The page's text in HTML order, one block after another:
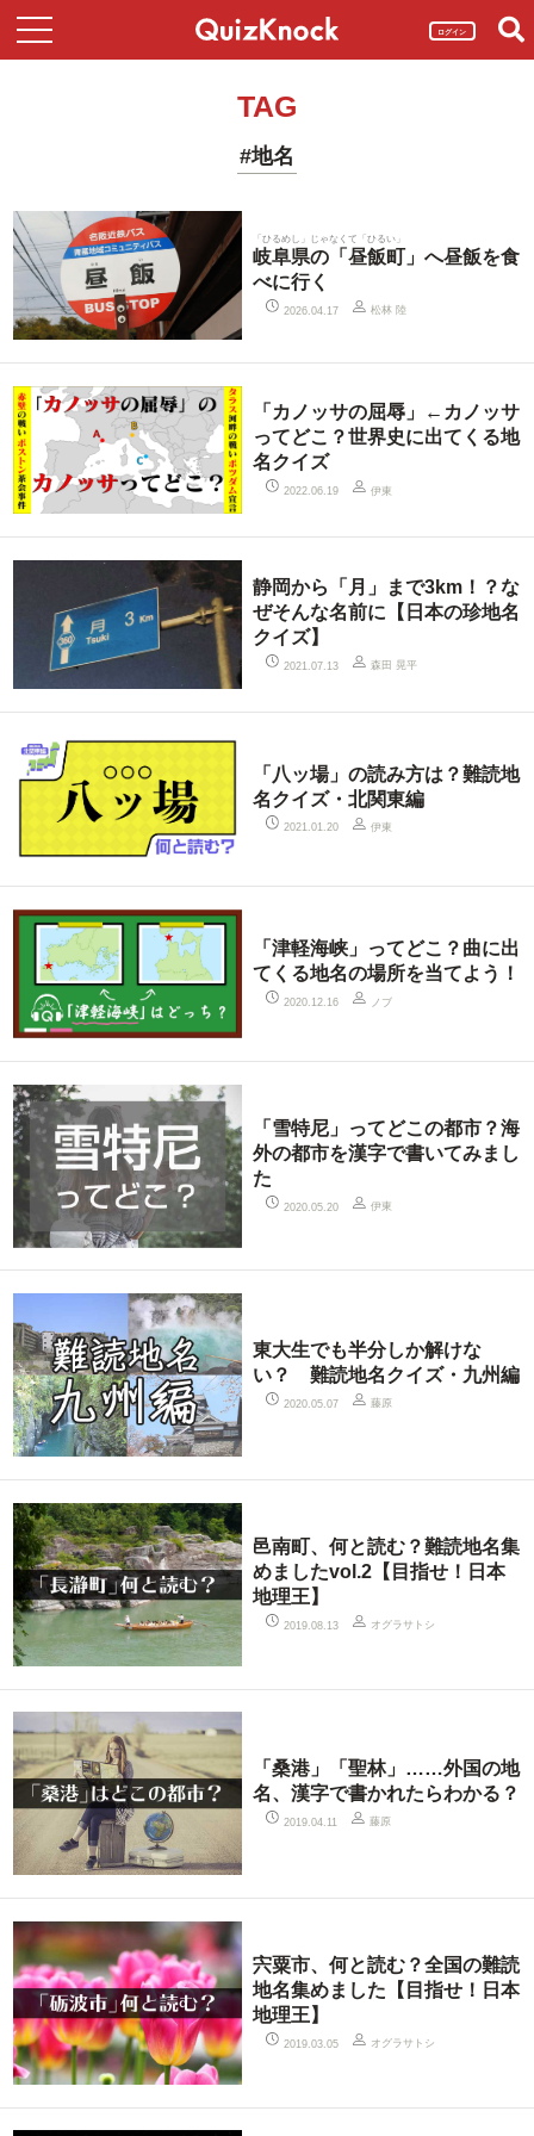
ログイン
TAG
#地名
「ひるめし」じゃなくて「ひるい」
岐阜県の「昼飯町」へ昼飯を食
べに行く
2026.04.17 松林 陸
「カノッサの屈辱」←カノッサ
ってどこ？世界史に出てくる地
名クイズ
2022.06.19 伊東
静岡から「月」まで3km！？な
ぜそんな名前に【日本の珍地名
クイズ】
2021.07.13 森田 晃平
「八ッ場」の読み方は？難読地
名クイズ・北関東編
2021.01.20 伊東
「津軽海峡」ってどこ？曲に出
てくる地名の場所を当てよう！
2020.12.16 ノブ
「雪特尼」ってどこの都市？海
外の都市を漢字で書いてみまし
た
2020.05.20 伊東
東大生でも半分しか解けな
い？ 難読地名クイズ・九州編
2020.05.07 藤原
邑南町、何と読む？難読地名集
めましたvol.2【目指せ！日本
地理王】
2019.08.13 オグラサトシ
「桑港」「聖林」……外国の地
名、漢字で書かれたらわかる？
2019.04.11 藤原
宍粟市、何と読む？全国の難読
地名集めました【目指せ！日本
地理王】
2019.03.05 オグラサトシ